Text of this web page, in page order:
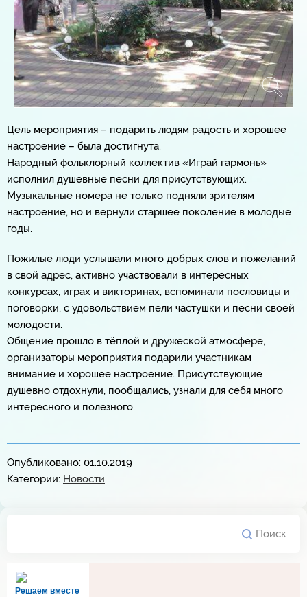
Цель мероприятия – подарить людям радость и хорошее
настроение – была достигнута.
Народный фольклорный коллектив «Играй гармонь»
исполнил душевные песни для присутствующих.
Музыкальные номера не только подняли зрителям
настроение, но и вернули старшее поколение в молодые
годы.
Пожилые люди услышали много добрых слов и пожеланий
в свой адрес, активно участвовали в интересных
конкурсах, играх и викторинах, вспоминали пословицы и
поговорки, с удовольствием пели частушки и песни своей
молодости.
Общение прошло в тёплой и дружеской атмосфере,
организаторы мероприятия подарили участникам
внимание и хорошее настроение. Присутствующие
душевно отдохнули, пообщались, узнали для себя много
интересного и полезного.
Опубликовано: 01.10.2019
Категории: Новости
Решаем вместе